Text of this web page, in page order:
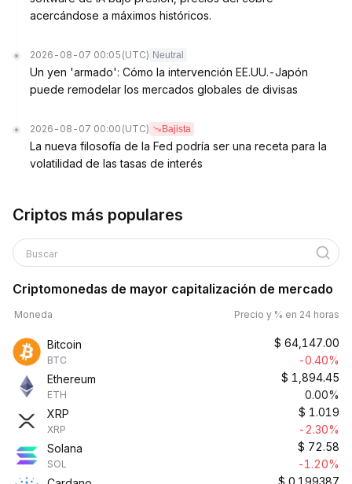
acercándose a máximos históricos.
2026-08-07 00:05 (UTC) Neutral
Un yen 'armado': Cómo la intervención EE.UU.-Japón
puede remodelar los mercados globales de divisas
2026-08-07 00:00 (UTC) Bajista
La nueva filosofía de la Fed podría ser una receta para la
volatilidad de las tasas de interés
Criptos más populares
Buscar
Criptomonedas de mayor capitalización de mercado
Moneda Precio y % en 24 horas
Bitcoin
BTC
$ 64,147.00
-0.40%
Ethereum
ETH
$ 1,894.45
0.00%
XRP
XRP
$ 1.019
-2.30%
Solana
SOL
$ 72.58
-1.20%
$ 0.199387